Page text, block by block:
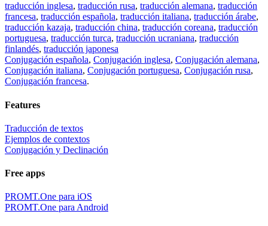
traducción inglesa, traducción rusa, traducción alemana, traducción
francesa, traducción española, traducción italiana, traducción árabe,
traducción kazaja, traducción china, traducción coreana, traducción
portuguesa, traducción turca, traducción ucraniana, traducción
finlandés, traducción japonesa
Conjugación española, Conjugación inglesa, Conjugación alemana,
Conjugación italiana, Conjugación portuguesa, Conjugación rusa,
Conjugación francesa.
Features
Traducción de textos
Ejemplos de contextos
Conjugación y Declinación
Free apps
PROMT.One para iOS
PROMT.One para Android